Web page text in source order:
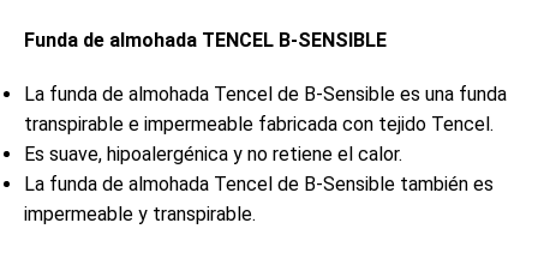
Funda de almohada TENCEL B-SENSIBLE
La funda de almohada Tencel de B-Sensible es una funda
transpirable e impermeable fabricada con tejido Tencel.
Es suave, hipoalergénica y no retiene el calor.
La funda de almohada Tencel de B-Sensible también es
impermeable y transpirable.